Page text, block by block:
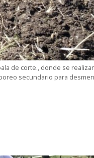
de corte., donde se
secundario para